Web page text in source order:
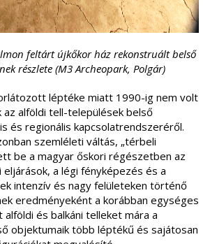
feltárt újkőkor ház rekonstruált belső
részlete (M3 Archeopark, Polgár)
léptéke miatt 1990-ig nem volt
az alföldi tell-települések belső
és regionális kapcsolatrendszeréről.
szemléleti váltás, „térbeli
be a magyar őskori régészetben az
a légi fényképezés és a
intenzív és nagy felületeken történő
eredményeként a korábban egységes
és balkáni telleket mára a
objektumaik több léptékű és sajátosan